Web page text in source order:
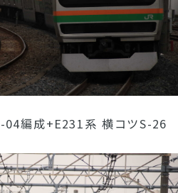
編成+E231系 横コツS-26